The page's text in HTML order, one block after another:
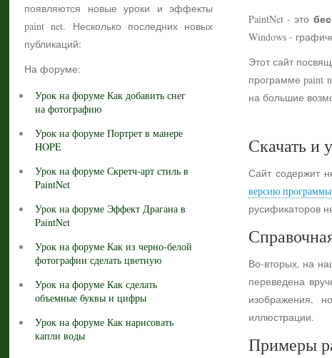
появляются новые уроки и эффекты
paint net. Несколько последних новых
публикаций:
На форуме:
Урок на форуме Как добавить снег
на фотографию
Урок на форуме Портрет в манере
HOPE
Урок на форуме Скретч-арт стиль в
PaintNet
Урок на форуме Эффект Драгана в
PaintNet
Урок на форуме Как из черно-белой
фотографии сделать цветную
Урок на форуме Как сделать
объемные буквы и цифры
Урок на форуме Как нарисовать
капли воды
PaintNet - это
Windows -
Этот сайт
программе paint
на большие
Скачать и
Сайт содержит
версию
русификаторов
Во-вторых, на
переведена
изображения,
иллюстрации.
Примеры